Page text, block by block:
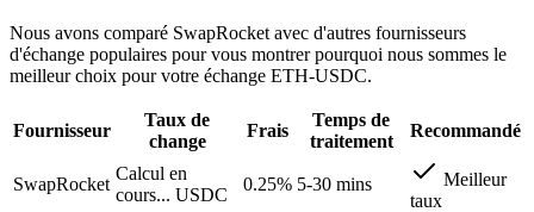
Nous avons comparé SwapRocket avec d'autres fournisseurs
d'échange populaires pour vous montrer pourquoi nous sommes le
meilleur choix pour votre échange ETH-USDC.
Fournisseur
Taux de
change
Frais
Temps de
traitement
Recommandé
SwapRocket
Calcul en
cours... USDC
0.25% 5-30 mins
Meilleur
taux